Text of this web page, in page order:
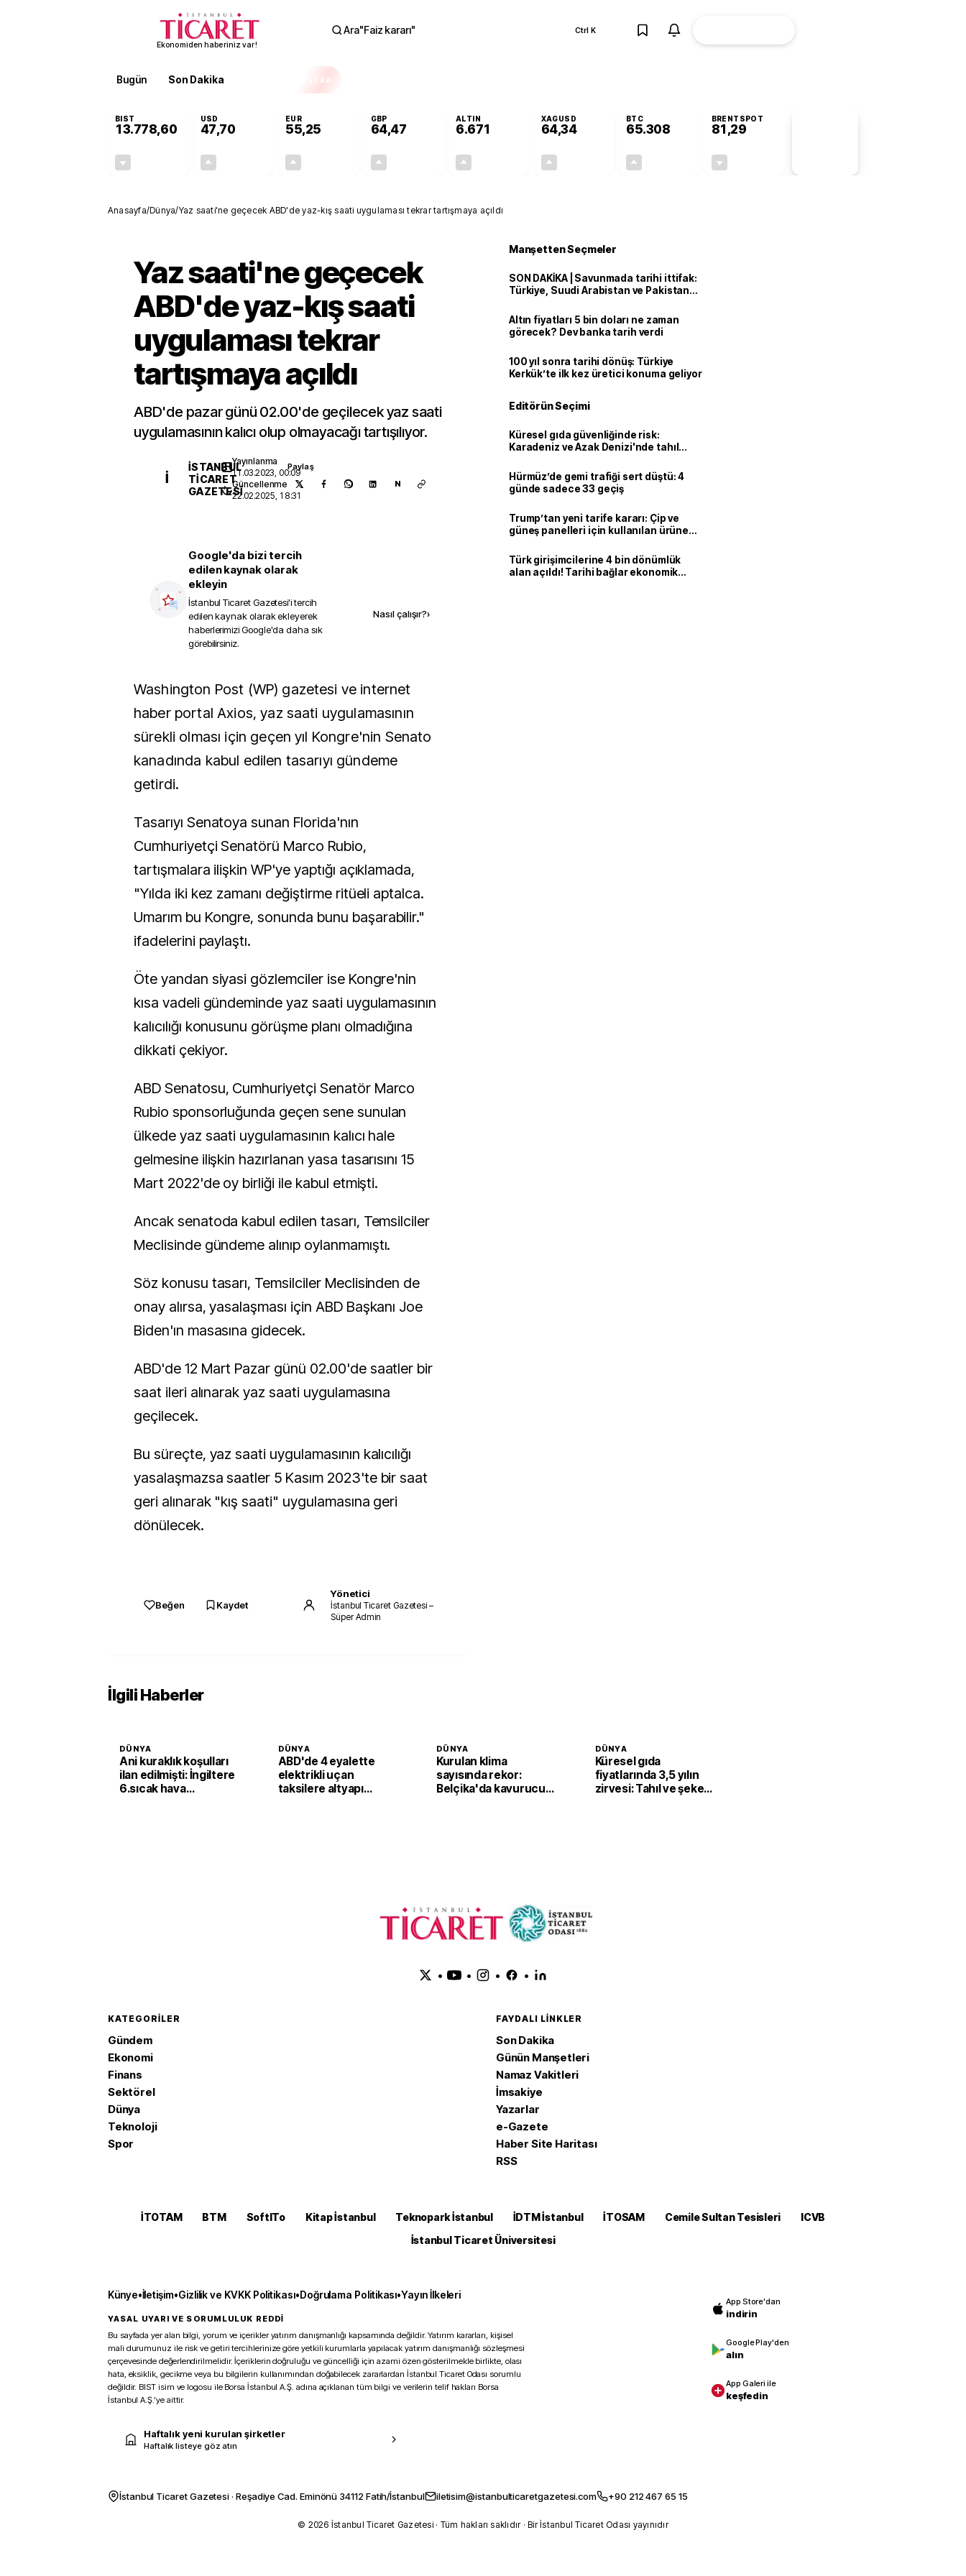
Ekonomiden haberiniz var!
Ara"Faiz kararı" Ctrl K
Bugün Son Dakika EKSTRA
BIST
13.778,60
USD
47,70
EUR
55,25
GBP
64,47
ALTIN
6.671
XAGUSD
64,34
BTC
65.308
BRENTSPOT
81,29
Anasayfa/Dünya/Yaz saati'ne geçecek ABD'de yaz-kış saati uygulaması tekrar tartışmaya açıldı
Yaz saati'ne geçecek
ABD'de yaz-kış saati
uygulaması tekrar
tartışmaya açıldı
ABD'de pazar günü 02.00'de geçilecek yaz saati
uygulamasının kalıcı olup olmayacağı tartışılıyor.
İ
İSTANBUL
TICARET
GAZETESI
Yayınlanma
11.03.2023, 00:09
Güncellenme
22.02.2025, 18:31
Paylaş
N
Google'da bizi tercih
edilen kaynak olarak
ekleyin
İstanbul Ticaret Gazetesi'i tercih
edilen kaynak olarak ekleyerek
haberlerimizi Google'da daha sık
görebilirsiniz.
Nasıl çalışır?›
Washington Post (WP) gazetesi ve internet
haber portal Axios, yaz saati uygulamasının
sürekli olması için geçen yıl Kongre'nin Senato
kanadında kabul edilen tasarıyı gündeme
getirdi.
Tasarıyı Senatoya sunan Florida'nın
Cumhuriyetçi Senatörü Marco Rubio,
tartışmalara ilişkin WP'ye yaptığı açıklamada,
"Yılda iki kez zamanı değiştirme ritüeli aptalca.
Umarım bu Kongre, sonunda bunu başarabilir."
ifadelerini paylaştı.
Öte yandan siyasi gözlemciler ise Kongre'nin
kısa vadeli gündeminde yaz saati uygulamasının
kalıcılığı konusunu görüşme planı olmadığına
dikkati çekiyor.
ABD Senatosu, Cumhuriyetçi Senatör Marco
Rubio sponsorluğunda geçen sene sunulan
ülkede yaz saati uygulamasının kalıcı hale
gelmesine ilişkin hazırlanan yasa tasarısını 15
Mart 2022'de oy birliği ile kabul etmişti.
Ancak senatoda kabul edilen tasarı, Temsilciler
Meclisinde gündeme alınıp oylanmamıştı.
Söz konusu tasarı, Temsilciler Meclisinden de
onay alırsa, yasalaşması için ABD Başkanı Joe
Biden'ın masasına gidecek.
ABD'de 12 Mart Pazar günü 02.00'de saatler bir
saat ileri alınarak yaz saati uygulamasına
geçilecek.
Bu süreçte, yaz saati uygulamasının kalıcılığı
yasalaşmazsa saatler 5 Kasım 2023'te bir saat
geri alınarak "kış saati" uygulamasına geri
dönülecek.
Beğen Kaydet
Yönetici
İstanbul Ticaret Gazetesi –
Süper Admin
Manşetten Seçmeler
SON DAKİKA | Savunmada tarihi ittifak:
Türkiye, Suudi Arabistan ve Pakistan
Altın fiyatları 5 bin doları ne zaman
görecek? Dev banka tarih verdi
100 yıl sonra tarihi dönüş: Türkiye
Kerkük’te ilk kez üretici konuma geliyor
Editörün Seçimi
Küresel gıda güvenliğinde risk:
Karadeniz ve Azak Denizi'nde tahıl
Hürmüz’de gemi trafiği sert düştü: 4
günde sadece 33 geçiş
Trump’tan yeni tarife kararı: Çip ve
güneş panelleri için kullanılan ürüne
Türk girişimcilerine 4 bin dönümlük
alan açıldı! Tarihi bağlar ekonomik
İlgili Haberler
DÜNYA
Ani kuraklık koşulları
ilan edilmişti: İngiltere
6.sıcak hava
DÜNYA
ABD'de 4 eyalette
elektrikli uçan
taksilere altyapı
DÜNYA
Kurulan klima
sayısında rekor:
Belçika'da kavurucu
DÜNYA
Küresel gıda
fiyatlarında 3,5 yılın
zirvesi: Tahıl ve şeker
• • • •
KATEGORILER
Gündem
Ekonomi
Finans
Sektörel
Dünya
Teknoloji
Spor
FAYDALI LINKLER
Son Dakika
Günün Manşetleri
Namaz Vakitleri
İmsakiye
Yazarlar
e-Gazete
Haber Site Haritası
RSS
İTOTAM BTM SoftITo Kitap İstanbul Teknopark İstanbul İDTM İstanbul İTOSAM Cemile Sultan Tesisleri
ICVB
İstanbul Ticaret Üniversitesi
Künye•İletişim•Gizlilik ve KVKK Politikası•Doğrulama Politikası•Yayın İlkeleri
YASAL UYARI VE SORUMLULUK REDDİ
Bu sayfada yer alan bilgi, yorum ve içerikler yatırım danışmanlığı kapsamında değildir. Yatırım kararları, kişisel
mali durumunuz ile risk ve getiri tercihlerinize göre yetkili kurumlarla yapılacak yatırım danışmanlığı sözleşmesi
çerçevesinde değerlendirilmelidir. İçeriklerin doğruluğu ve güncelliği için azami özen gösterilmekle birlikte, olası
hata, eksiklik, gecikme veya bu bilgilerin kullanımından doğabilecek zararlardan İstanbul Ticaret Odası sorumlu
değildir. BIST isim ve logosu ile Borsa İstanbul A.Ş. adına açıklanan tüm bilgi ve verilerin telif hakları Borsa
İstanbul A.Ş.’ye aittir.
Haftalık yeni kurulan şirketler
Haftalık listeye göz atın
App Store'dan
indirin
Google Play'den
alın
App Galeri ile
keşfedin
İstanbul Ticaret Gazetesi · Reşadiye Cad. Eminönü 34112 Fatih/İstanbul iletisim@istanbulticaretgazetesi.com +90 212 467 65 15
© 2026 İstanbul Ticaret Gazetesi · Tüm hakları saklıdır · Bir İstanbul Ticaret Odası yayınıdır